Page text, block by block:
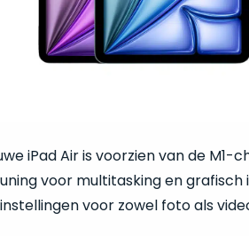
iPad Air is voorzien van de
voor multitasking en grafisch
voor zowel foto als